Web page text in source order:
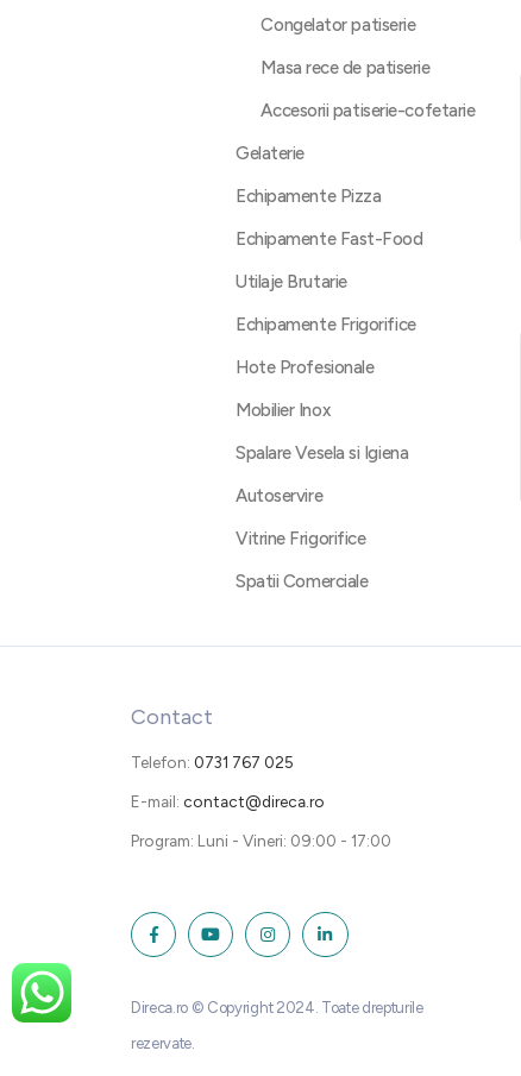
Congelator patiserie
Masa rece de patiserie
Accesorii patiserie-cofetarie
Gelaterie
Echipamente Pizza
Echipamente Fast-Food
Utilaje Brutarie
Echipamente Frigorifice
Hote Profesionale
Mobilier Inox
Spalare Vesela si Igiena
Autoservire
Vitrine Frigorifice
Spatii Comerciale
Contact
Telefon: 0731 767 025
E-mail: contact@direca.ro
Program: Luni - Vineri: 09:00 - 17:00
Direca.ro © Copyright 2024. Toate drepturile
rezervate.